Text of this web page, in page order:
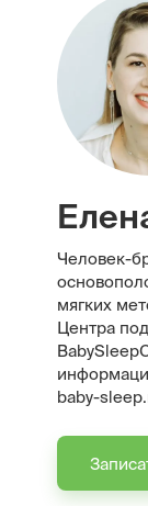
Человек-
мягких
Центра
baby-